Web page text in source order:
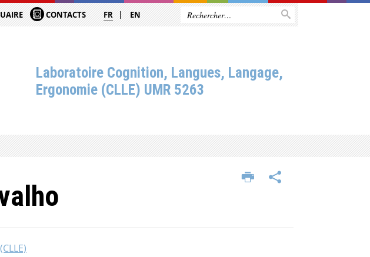
CONTACTS FR EN
Laboratoire Cognition, Langues, Langage,
Ergonomie (CLLE) UMR 5263